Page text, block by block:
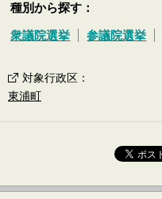
種別から探す：
衆議院選挙 参議院選挙
対象行政区 ：
東浦町